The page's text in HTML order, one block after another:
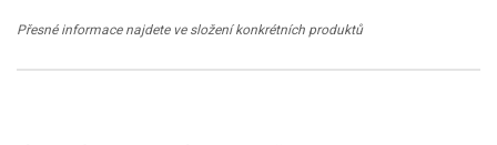
Přesné informace najdete ve složení konkrétních produktů